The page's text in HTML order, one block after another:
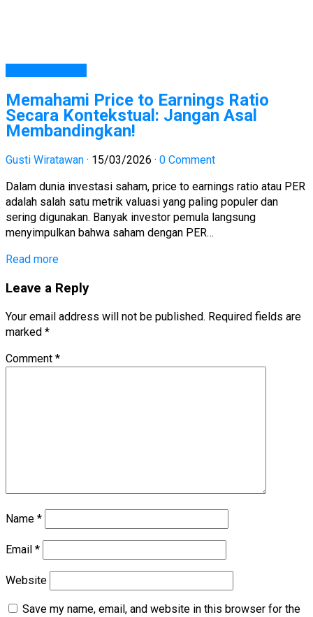
Memahami Price to Earnings Ratio
Secara Kontekstual: Jangan Asal
Membandingkan!
Gusti Wiratawan · 15/03/2026 · 0 Comment
Dalam dunia investasi saham, price to earnings ratio atau PER
adalah salah satu metrik valuasi yang paling populer dan
sering digunakan. Banyak investor pemula langsung
menyimpulkan bahwa saham dengan PER…
Read more
Leave a Reply
Your email address will not be published. Required fields are
marked *
Comment *
Name *
Email *
Website
Save my name, email, and website in this browser for the